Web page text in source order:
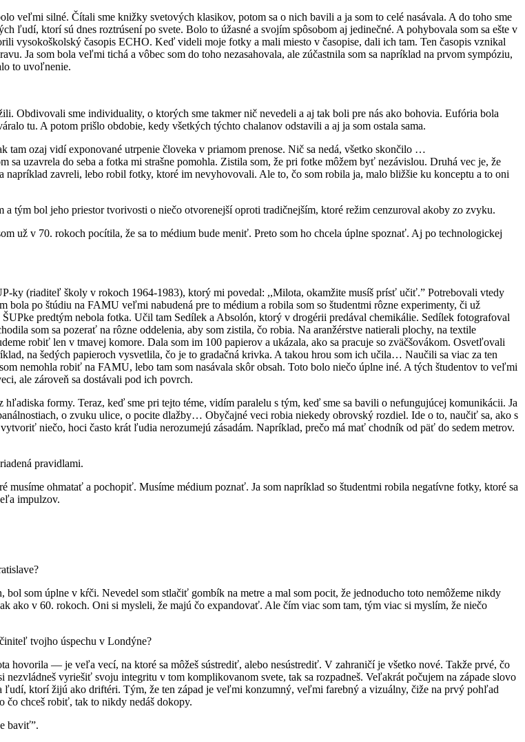
veľmi silné. Čítali sme knižky svetových klasikov, potom sa o nich bavili a ja som to celé nasávala. A do toho sme
ľudí, ktorí sú dnes roztrúsení po svete. Bolo to úžasné a svojím spôsobom aj jedinečné. A pohybovala som sa ešte v
vysokoškolský časopis ECHO. Keď videli moje fotky a mali miesto v časopise, dali ich tam. Ten časopis vznikal
Ja som bola veľmi tichá a vôbec som do toho nezasahovala, ale zúčastnila som sa napríklad na prvom sympóziu,
to uvoľnenie.
Obdivovali sme individuality, o ktorých sme takmer nič nevedeli a aj tak boli pre nás ako bohovia. Eufória bola
tu. A potom prišlo obdobie, kedy všetkých týchto chalanov odstavili a aj ja som ostala sama.
ozaj vidí exponované utrpenie človeka v priamom prenose. Nič sa nedá, všetko skončilo …
uzavrela do seba a fotka mi strašne pomohla. Zistila som, že pri fotke môžem byť nezávislou. Druhá vec je, že
zavreli, lebo robil fotky, ktoré im nevyhovovali. Ale to, čo som robila ja, malo bližšie ku konceptu a to oni
tým bol jeho priestor tvorivosti o niečo otvorenejší oproti tradičnejším, ktoré režim cenzuroval akoby zo zvyku.
už v 70. rokoch pocítila, že sa to médium bude meniť. Preto som ho chcela úplne spoznať. Aj po technologickej
ky (riaditeľ školy v rokoch 1964-1983), ktorý mi povedal: ,,Milota, okamžite musíš prísť učiť.” Potrebovali vtedy
po štúdiu na FAMU veľmi nabudená pre to médium a robila som so študentmi rôzne experimenty, či už
predtým nebola fotka. Učil tam Sedílek a Absolón, ktorý v drogérii predával chemikálie. Sedílek fotografoval
som sa pozerať na rôzne oddelenia, aby som zistila, čo robia. Na aranžérstve natierali plochy, na textile
robiť len v tmavej komore. Dala som im 100 papierov a ukázala, ako sa pracuje so zväčšovákom. Osvetľovali
na šedých papieroch vysvetlila, čo je to gradačná krivka. A takou hrou som ich učila… Naučili sa viac za ten
nemohla robiť na FAMU, lebo tam som nasávala skôr obsah. Toto bolo niečo úplne iné. A tých študentov to veľmi
ale zároveň sa dostávali pod ich povrch.
formy. Teraz, keď sme pri tejto téme, vidím paralelu s tým, keď sme sa bavili o nefungujúcej komunikácii. Ja
o zvuku ulice, o pocite dlažby… Obyčajné veci robia niekedy obrovský rozdiel. Ide o to, naučiť sa, ako s
niečo, hoci často krát ľudia nerozumejú zásadám. Napríklad, prečo má mať chodník od päť do sedem metrov.
pravidlami.
ohmatať a pochopiť. Musíme médium poznať. Ja som napríklad so študentmi robila negatívne fotky, ktoré sa
impulzov.
som úplne v kŕči. Nevedel som stlačiť gombík na metre a mal som pocit, že jednoducho toto nemôžeme nikdy
ako v 60. rokoch. Oni si mysleli, že majú čo expandovať. Ale čím viac som tam, tým viac si myslím, že niečo
tvojho úspechu v Londýne?
hovorila — je veľa vecí, na ktoré sa môžeš sústrediť, alebo nesústrediť. V zahraničí je všetko nové. Takže prvé, čo
nezvládneš vyriešiť svoju integritu v tom komplikovanom svete, tak sa rozpadneš. Veľakrát počujem na západe slovo
ľudí, ktorí žijú ako driftéri. Tým, že ten západ je veľmi konzumný, veľmi farebný a vizuálny, čiže na prvý pohľad
chceš robiť, tak to nikdy nedáš dokopy.
baviť”.